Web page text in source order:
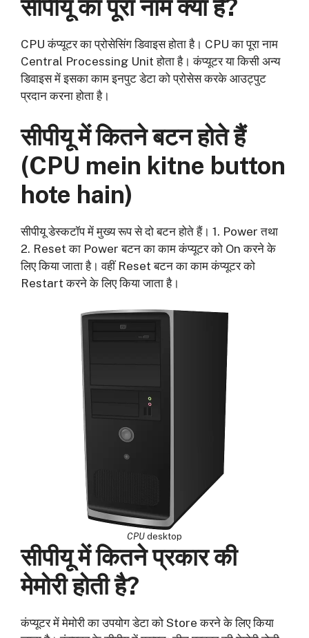
सीपीयू का पूरा नाम क्या है?
CPU कंप्यूटर का प्रोसेसिंग डिवाइस होता है। CPU का पूरा नाम
Central Processing Unit होता है। कंप्यूटर या किसी अन्य
डिवाइस में इसका काम इनपुट डेटा को प्रोसेस करके आउट्पुट
प्रदान करना होता है।
सीपीयू में कितने बटन होते हैं
(CPU mein kitne button
hote hain)
सीपीयू डेस्कटॉप में मुख्य रूप से दो बटन होते हैं। 1. Power तथा
2. Reset का Power बटन का काम कंप्यूटर को On करने के
लिए किया जाता है। वहीं Reset बटन का काम कंप्यूटर को
Restart करने के लिए किया जाता है।
CPU desktop
सीपीयू में कितने प्रकार की
मेमोरी होती है?
कंप्यूटर में मेमोरी का उपयोग डेटा को Store करने के लिए किया